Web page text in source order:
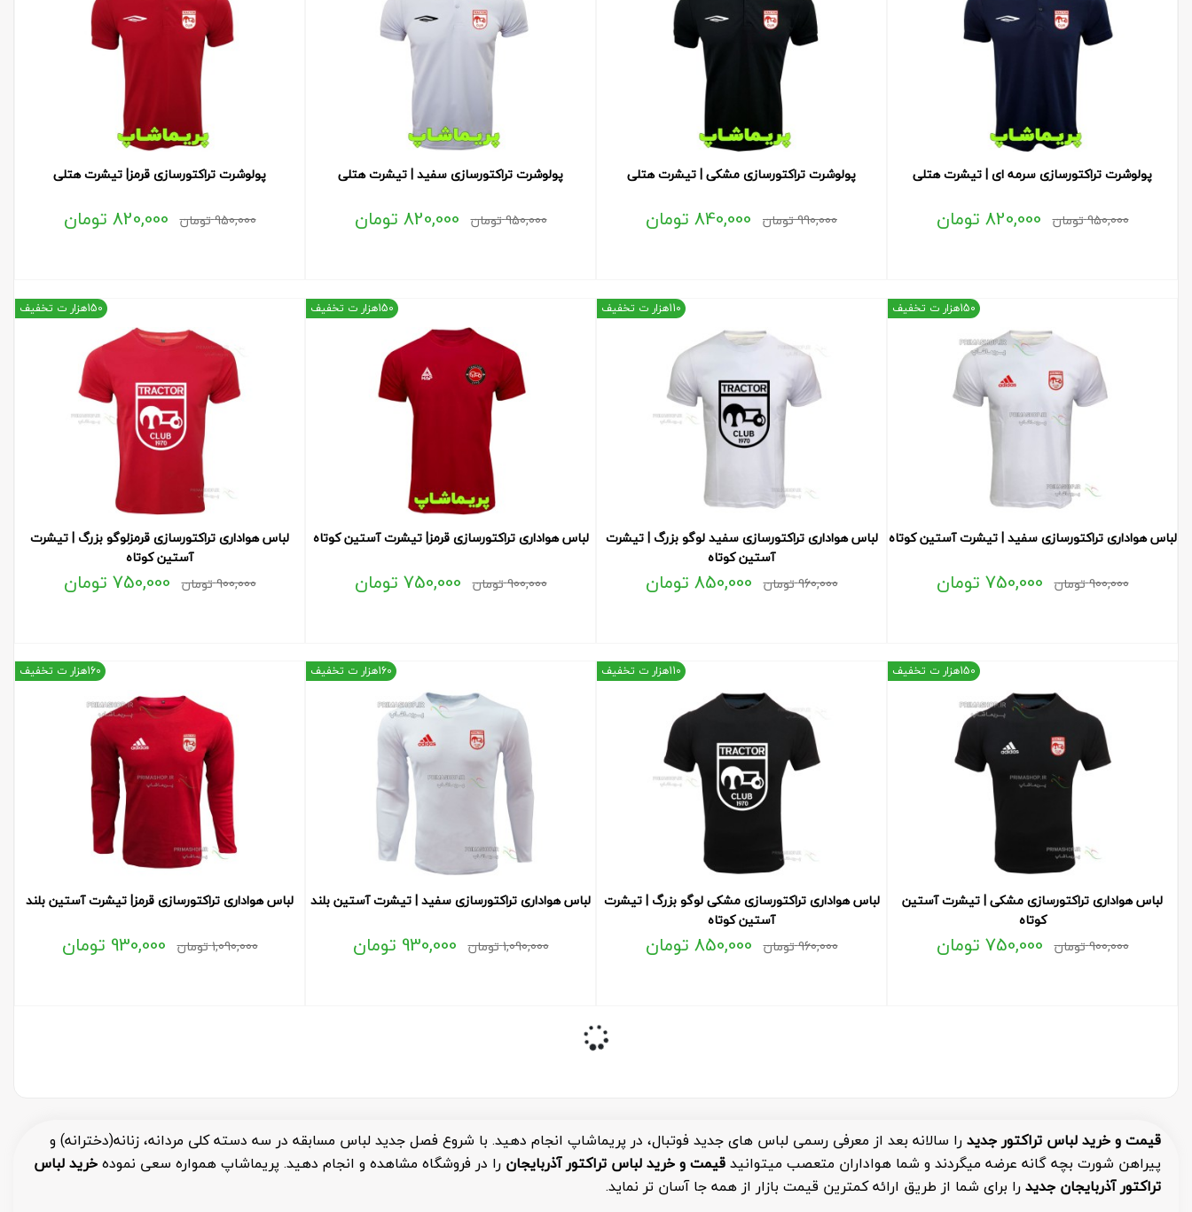
پولوشرت تراکتورسازی سرمه ای | تیشرت هتلی
950,000تومان تومان
پولوشرت تراکتورسازی مشکی | تیشرت هتلی
990,000تومان تومان
پولوشرت تراکتورسازی سفید | تیشرت هتلی
950,000تومان تومان
پولوشرت تراکتورسازی قرمز| تیشرت هتلی
950,000تومان تومان
لباس هواداری تراکتورسازی سفید | تیشرت آستین کوتاه
900,000تومان تومان
150هزار ت تخفیف
لباس هواداری تراکتورسازی سفید لوگو بزرگ | تیشرت
آستین کوتاه
960,000تومان تومان
110هزار ت تخفیف
لباس هواداری تراکتورسازی قرمز| تیشرت آستین کوتاه
900,000تومان تومان
150هزار ت تخفیف
لباس هواداری تراکتورسازی قرمزلوگو بزرگ | تیشرت
آستین کوتاه
900,000تومان تومان
150هزار ت تخفیف
لباس هواداری تراکتورسازی مشکی | تیشرت آستین
کوتاه
900,000تومان تومان
150هزار ت تخفیف
لباس هواداری تراکتورسازی مشکی لوگو بزرگ | تیشرت
آستین کوتاه
960,000تومان تومان
110هزار ت تخفیف
لباس هواداری تراکتورسازی سفید | تیشرت آستین بلند
1,090,000تومان تومان
160هزار ت تخفیف
لباس هواداری تراکتورسازی قرمز| تیشرت آستین بلند
1,090,000تومان تومان
160هزار ت تخفیف
قیمت و خرید لباس تراکتور جدیدرا سالانه بعد از معرفی رسمی لباس های جدید فوتبال، در پریماشاپ انجام دهید. با شروع فصل جدید لباس مسابقه در سه دسته کلی مردانه، زنانه(دخترانه) و
پیراهن شورت بچه گانه عرضه میگردند و شما هواداران متعصب میتوانیدقیمتوخرید لباس تراکتور آذربایجان را در فروشگاه مشاهده و انجام دهید. پریماشاپ همواره سعی نمودهخرید لباس
تراکتور آذربایجان جدیدرا برای شما از طریق ارائه کمترین قیمت بازار از همه جا آسان تر نماید.